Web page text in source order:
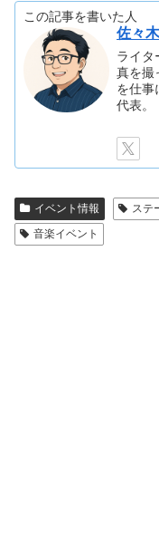
この記事を書いた人
佐々
ライタ
真を撮
を仕事
代表。
イベント情報 ステ
音楽イベント